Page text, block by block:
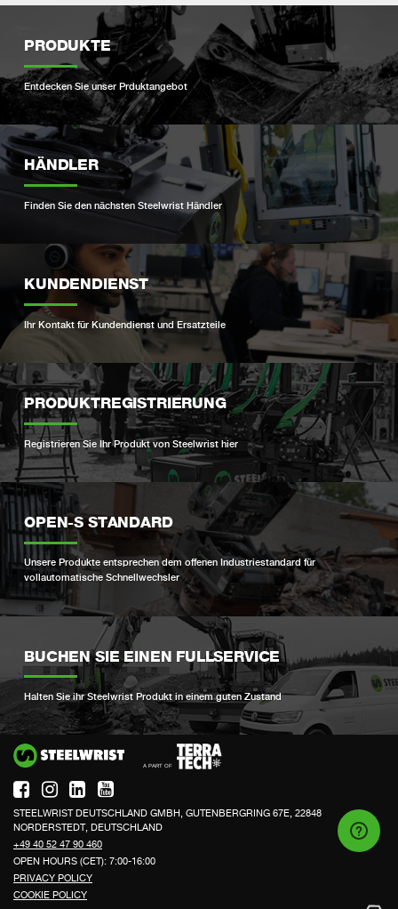
PRODUKTE
Entdecken Sie unser Prduktangebot
HÄNDLER
Finden Sie den nächsten Steelwrist Händler
KUNDENDIENST
Ihr Kontakt für Kundendienst und Ersatzteile
PRODUKTREGISTRIERUNG
Registrieren Sie Ihr Produkt von Steelwrist hier
OPEN-S STANDARD
Unsere Produkte entsprechen dem offenen Industriestandard für
vollautomatische Schnellwechsler
BUCHEN SIE EINEN FULLSERVICE
Halten Sie ihr Steelwrist Produkt in einem guten Zustand
STEELWRIST DEUTSCHLAND GMBH, GUTENBERGRING 67E, 22848
NORDERSTEDT, DEUTSCHLAND
+49 40 52 47 90 460
OPEN HOURS (CET): 7:00-16:00
PRIVACY POLICY
COOKIE POLICY